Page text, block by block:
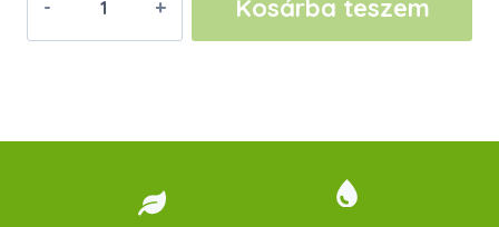
Tasakos
Kosárba teszem